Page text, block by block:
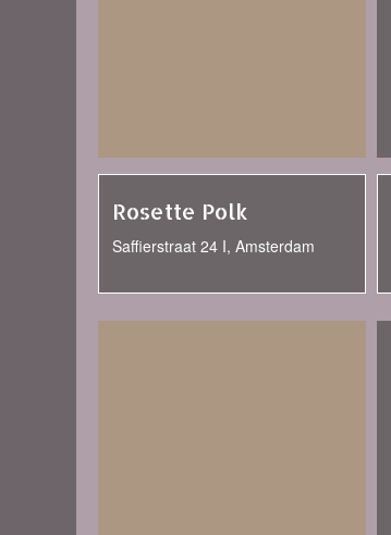
Rosette Polk
Saffierstraat 24 I, Amsterdam